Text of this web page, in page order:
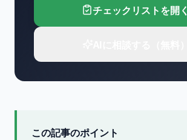
チェックリストを開く
この記事のポイント